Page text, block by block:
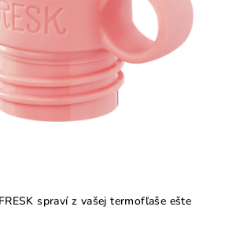
spraví z vašej termofľaše ešte